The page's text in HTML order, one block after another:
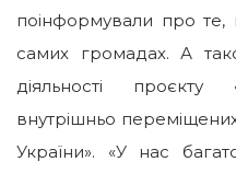
поінформували про
самих громадах. А
діяльності проєкту
внутрішньо
України». «У нас